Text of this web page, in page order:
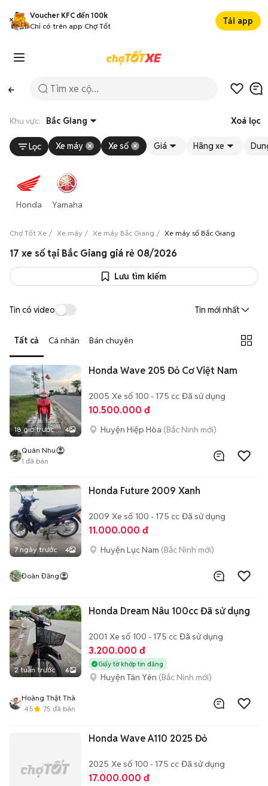
Voucher KFC đến 100k
Chỉ có trên app Chợ Tốt
Tải app
Khu vực: Bắc Giang Xoá lọc
Lọc Xe máy Xe số Giá Hãng xe
Honda Yamaha
Chợ Tốt Xe Xe máy Xe máy Bắc Giang Xe máy số Bắc Giang
17 xe số tại Bắc Giang giá rẻ 08/2026
Lưu tìm kiếm
Tin có video Tin mới nhất
Tất cả Cá nhân Bán chuyên
18 giờ trước 4
Honda Wave 205 Đỏ Cơ Việt Nam
2005 Xe số 100 - 175 cc Đã sử dụng
10.500.000 đ
Huyện Hiệp Hòa (Bắc Ninh mới)
Quân Nhu
1 đã bán
7 ngày trước 4
Honda Future 2009 Xanh
2009 Xe số 100 - 175 cc Đã sử dụng
11.000.000 đ
Huyện Lục Nam (Bắc Ninh mới)
Đoàn Đăng
2 tuần trước 6
Honda Dream Nâu 100cc Đã sử dụng
2001 Xe số 100 - 175 cc Đã sử dụng
3.200.000 đ
Giấy tờ khớp tin đăng
Huyện Tân Yên (Bắc Ninh mới)
Hoàng Thật Thà
4.5
75 đã bán
Honda Wave A110 2025 Đỏ
2025 Xe số 100 - 175 cc Đã sử dụng
17.000.000 đ